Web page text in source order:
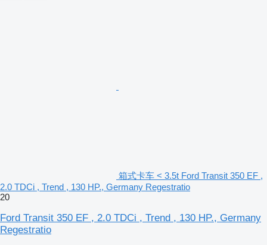
箱式卡车 < 3.5t Ford Transit 350 EF ,
2.0 TDCi , Trend , 130 HP., Germany Regestratio
20
Ford Transit 350 EF , 2.0 TDCi , Trend , 130 HP., Germany
Regestratio